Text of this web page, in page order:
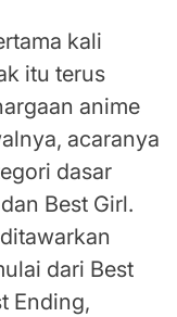
kali
itu terus
anime
acaranya
dasar
Best Girl.
dari Best
Ending,